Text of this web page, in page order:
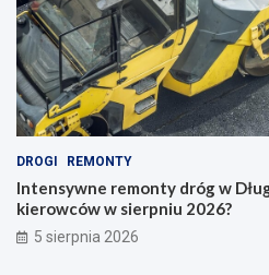
DROGI REMONTY
Intensywne remonty dróg w
kierowców w sierpniu 2026?
5 sierpnia 2026